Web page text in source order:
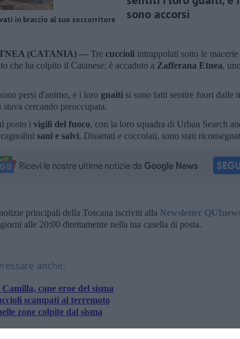
in braccio al suo soccorritore
sono accorsi
(CATANIA) — Tre cuccioli intrappolati sotto le
che ha colpito il Catanese: è accaduto a Zafferana Etnea,
persi d'animo, e i loro guaiti si sono fatti sentire fuori dalle
stava cercando preoccupata.
posto i vigili del fuoco, con la loro squadra di Urban Search
sani e salvi. Dissetati e coccolati, sono stati
principali della Toscana iscriviti alla Newsletter
alle 20:00 direttamente nella tua casella di posta.
anche:
cane eroe del sisma
scampati al terremoto
zone colpite dal sisma